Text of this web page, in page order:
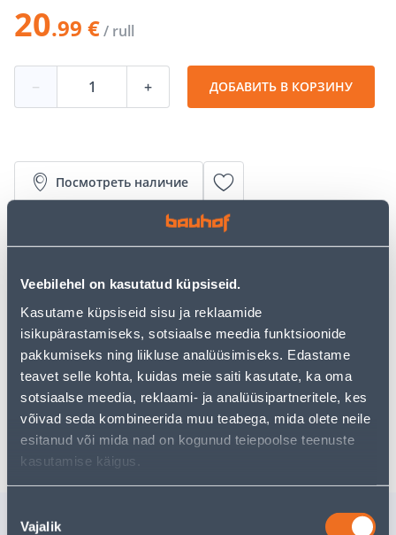
Veebilehel on kasutatud küpsiseid.
Kasutame küpsiseid sisu ja reklaamide
isikupärastamiseks, sotsiaalse meedia funktsioonide
pakkumiseks ning liikluse analüüsimiseks. Edastame
teavet selle kohta, kuidas meie saiti kasutate, ka oma
sotsiaalse meedia, reklaami- ja analüüsipartneritele, kes
võivad seda kombineerida muu teabega, mida olete neile
esitanud või mida nad on kogunud teiepoolse teenuste
kasutamise käigus.
valik
Vajalik
20.99 €/ rull
− + ДОБАВИТЬ В КОРЗИНУ
Посмотреть наличие
• Sintra Paint By seeria seinakate Paintbox on värvitav
ja selle suurus on 1,06 x 25 m.
• Värvus valge.
• Paint By seeriasse kuuluvad valge struktuuriga
seinakatted, mis sobivad (korduvaks) ülevärvimiseks.
• 14-päevane tagastusõigus.
Предполагаемая доставка 4,99 € от 2-5 tööpäeva
Похожие продукты